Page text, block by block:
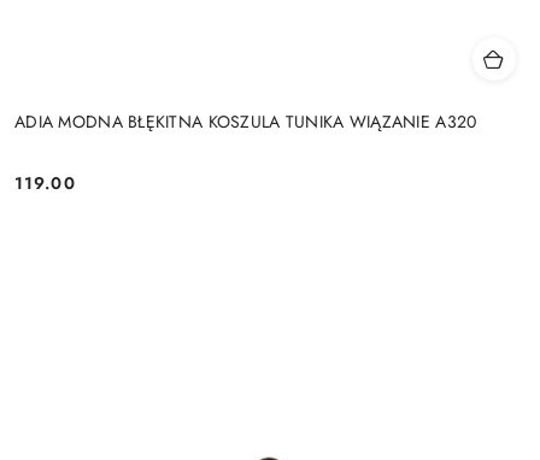
ADIA MODNA BŁĘKITNA KOSZULA TUNIKA WIĄZANIE A320
Cena:
119.00